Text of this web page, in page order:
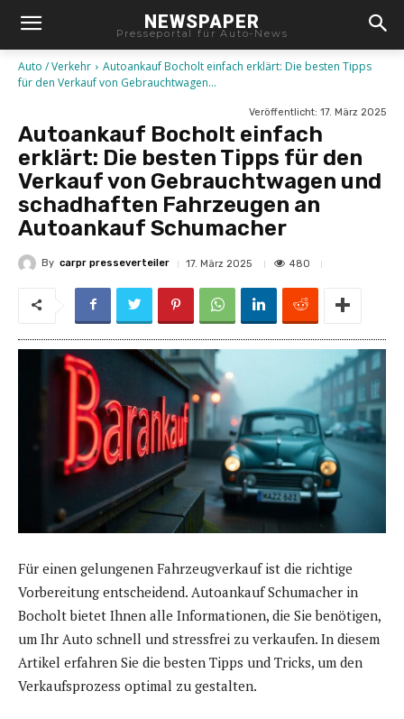
NEWSPAPER
Presseportal für Auto-News
Auto / Verkehr
Autoankauf Bocholt einfach erklärt: Die besten Tipps
für den Verkauf von Gebrauchtwagen...
Veröffentlicht: 17. März 2025
Autoankauf Bocholt einfach
erklärt: Die besten Tipps für den
Verkauf von Gebrauchtwagen und
schadhaften Fahrzeugen an
Autoankauf Schumacher
By carpr presseverteiler 17. März 2025 480
Für einen gelungenen Fahrzeugverkauf ist die richtige
Vorbereitung entscheidend. Autoankauf Schumacher in
Bocholt bietet Ihnen alle Informationen, die Sie benötigen,
um Ihr Auto schnell und stressfrei zu verkaufen. In diesem
Artikel erfahren Sie die besten Tipps und Tricks, um den
Verkaufsprozess optimal zu gestalten.